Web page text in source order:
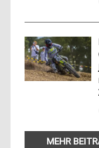
MEHR